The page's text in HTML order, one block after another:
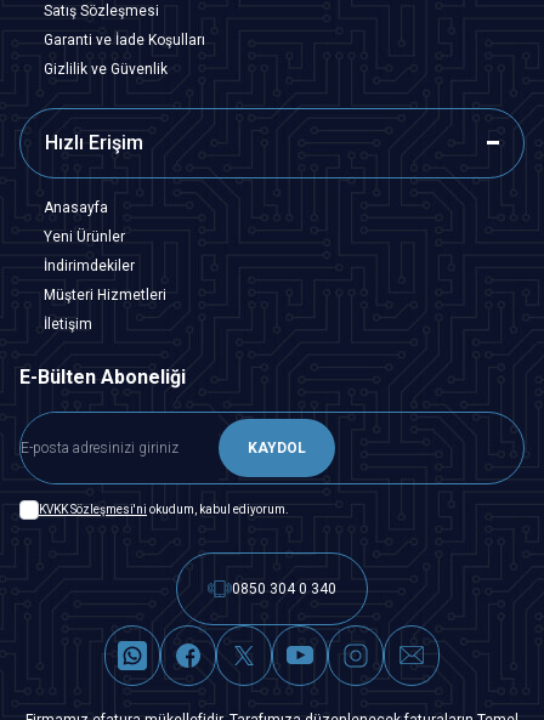
Satış Sözleşmesi
Garanti ve İade Koşulları
Gizlilik ve Güvenlik
Hızlı Erişim
Anasayfa
Yeni Ürünler
İndirimdekiler
Müşteri Hizmetleri
İletişim
E-Bülten Aboneliği
KAYDOL
KVKK Sözleşmesi'ni okudum, kabul ediyorum.
0850 304 0 340